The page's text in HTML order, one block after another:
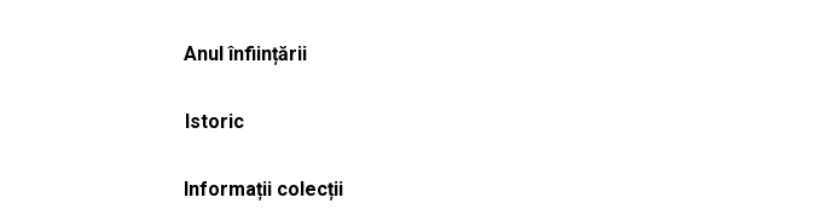
Anul înființării
Istoric
Informații colecții